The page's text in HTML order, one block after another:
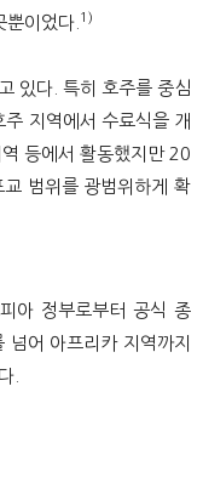
이었다. 1)
있다. 특히 호주를 중심
지역에서 수료식을 개
등에서 활동했지만 20
범위를 광범위하게 확
아 정부로부터 공식 종
넘어 아프리카 지역까지
.